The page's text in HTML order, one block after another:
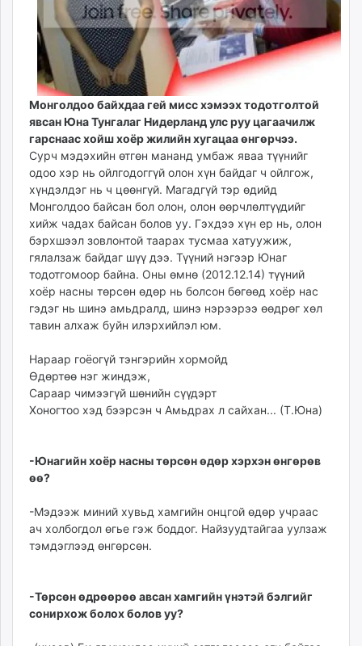
today.mn
zuv.mn
mminfo.mn
ugluu.mn
urlag.mn
unen.mn
shudarga.mn
shuurhai.mn
unuudur.mn
isee.mn
mglradio.com
fact.mn
itoim.mn
tumen.mn
shuum.mn
tvmongolia.mn
mass.mn
unegui.mn
assa.mn
tac.mn
paparazzi.mn
Монголдоо байхдаа гей мисс хэмээх тодотголтой
явсан Юна Тунгалаг Нидерланд улс руу цагаачилж
гарснаас хойш хоёр жилийн хугацаа өнгөрчээ.
Сурч мэдэхийн өтгөн мананд умбаж яваа түүнийг
одоо хэр нь ойлгодоггүй олон хүн байдаг ч ойлгож,
хүндэлдэг нь ч цөөнгүй. Магадгүй тэр өдийд
Монголдоо байсан бол олон, олон өөрчлөлтүүдийг
хийж чадах байсан болов уу. Гэхдээ хүн ер нь, олон
бэрхшээл зовлонтой таарах тусмаа хатуужиж,
гялалзаж байдаг шүү дээ. Түүний нэгээр Юнаг
тодотгомоор байна. Оны өмнө (2012.12.14) түүний
хоёр насны төрсөн өдөр нь болсон бөгөөд хоёр нас
гэдэг нь шинэ амьдралд, шинэ нэрээрээ өөдрөг хөл
тавин алхаж буйн илэрхийлэл юм.
Нараар гоёогүй тэнгэрийн хормойд
Өдөртөө нэг жиндэж,
Сараар чимээгүй шөнийн сүүдэрт
Хоногтоо хэд бээрсэн ч Амьдрах л сайхан... (Т.Юна)
-Юнагийн хоёр насны төрсөн өдөр хэрхэн өнгөрөв
өө?
-Мэдээж миний хувьд хамгийн онцгой өдөр учраас
ач холбогдол өгье гэж боддог. Найзуудтайгаа уулзаж
тэмдэглээд өнгөрсөн.
-Төрсөн өдрөөрөө авсан хамгийн үнэтэй бэлгийг
сонирхож болох болов уу?